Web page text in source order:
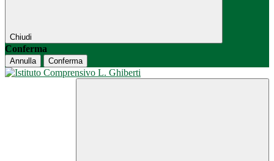
Chiudi
Conferma
Annulla Conferma